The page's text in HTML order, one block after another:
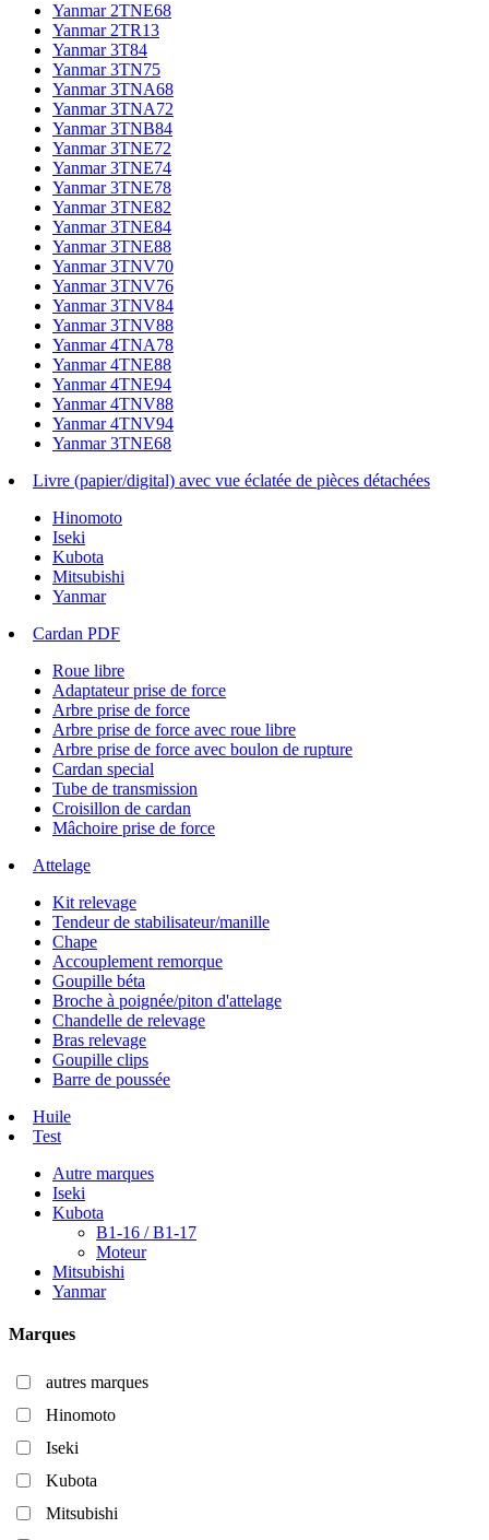
Yanmar 2TNE68
Yanmar 2TR13
Yanmar 3T84
Yanmar 3TN75
Yanmar 3TNA68
Yanmar 3TNA72
Yanmar 3TNB84
Yanmar 3TNE72
Yanmar 3TNE74
Yanmar 3TNE78
Yanmar 3TNE82
Yanmar 3TNE84
Yanmar 3TNE88
Yanmar 3TNV70
Yanmar 3TNV76
Yanmar 3TNV84
Yanmar 3TNV88
Yanmar 4TNA78
Yanmar 4TNE88
Yanmar 4TNE94
Yanmar 4TNV88
Yanmar 4TNV94
Yanmar 3TNE68
Livre (papier/digital) avec vue éclatée de pièces détachées
Hinomoto
Iseki
Kubota
Mitsubishi
Yanmar
Cardan PDF
Roue libre
Adaptateur prise de force
Arbre prise de force
Arbre prise de force avec roue libre
Arbre prise de force avec boulon de rupture
Cardan special
Tube de transmission
Croisillon de cardan
Mâchoire prise de force
Attelage
Kit relevage
Tendeur de stabilisateur/manille
Chape
Accouplement remorque
Goupille béta
Broche à poignée/piton d'attelage
Chandelle de relevage
Bras relevage
Goupille clips
Barre de poussée
Huile
Test
Autre marques
Iseki
Kubota
B1-16 / B1-17
Moteur
Mitsubishi
Yanmar
Marques
autres marques
Hinomoto
Iseki
Kubota
Mitsubishi